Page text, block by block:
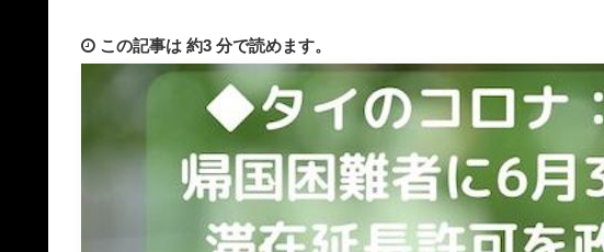
この記事は 約3 分で読めます。